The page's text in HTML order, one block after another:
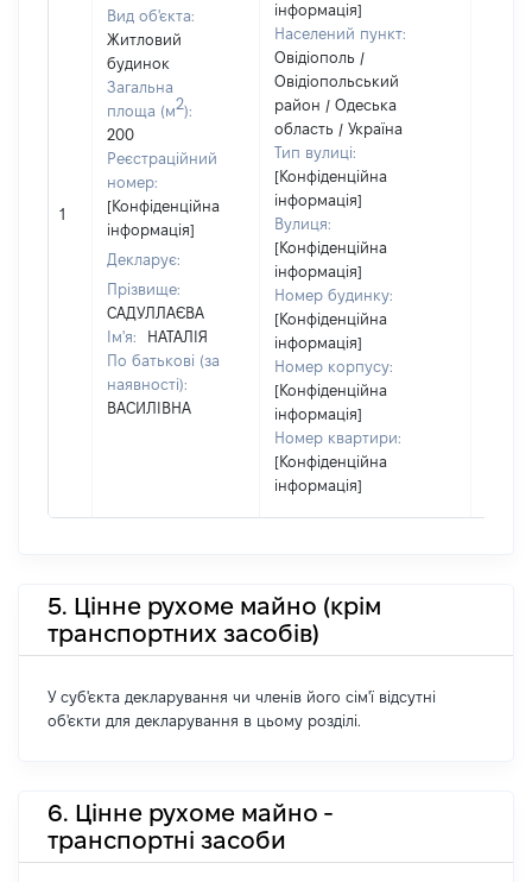
1
Вид об'єкта:
Житловий
будинок
Загальна
площа (м2):
200
Реєстраційний
номер:
[Конфіденційна
інформація]
Декларує:
Прізвище:
САДУЛЛАЄВА
Ім'я:
НАТАЛІЯ
По батькові (за
наявності):
ВАСИЛІВНА
інформація]
Населений пункт:
Овідіополь /
Овідіопольський
район / Одеська
область / Україна
Тип вулиці:
[Конфіденційна
інформація]
Вулиця:
[Конфіденційна
інформація]
Номер будинку:
[Конфіденційна
інформація]
Номер корпусу:
[Конфіденційна
інформація]
Номер квартири:
[Конфіденційна
інформація]
5. Цінне рухоме майно (крім
транспортних засобів)
У суб'єкта декларування чи членів його сім'ї відсутні
об'єкти для декларування в цьому розділі.
6. Цінне рухоме майно -
транспортні засоби